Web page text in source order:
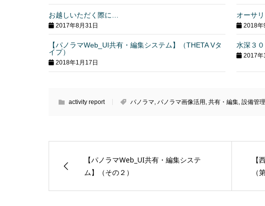
お越しいただく際に…
2017年8月31日
オーサ
2018年
【パノラマWeb_UI共有・編集システム】（THETA Vタ
イプ）
2018年1月17日
水深３
2017年
activity report パノラマ パノラマ画像活用 共有・編集 設備管理
【パノラマWeb_UI共有・編集システ
ム】（その２）
【
（